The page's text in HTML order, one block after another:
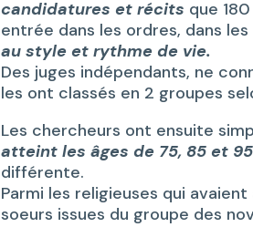
candidatures et récits que
entrée dans les ordres, dans
au style et rythme de vie.
Des juges indépendants, ne
les ont classés en 2 groupes
Les chercheurs ont ensuite
atteint les âges de 75, 85 et
différente.
Parmi les religieuses qui
soeurs issues du groupe des